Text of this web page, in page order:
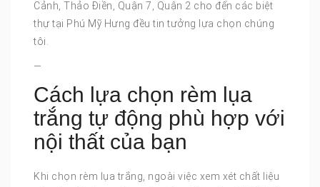
Cảnh, Thảo Điền, Quận 7, Quận 2 cho đến các biệt
thự tại Phú Mỹ Hưng đều tin tưởng lựa chọn chúng
tôi.
—
Cách lựa chọn rèm lụa
trắng tự động phù hợp với
nội thất của bạn
Khi chọn rèm lụa trắng, ngoài việc xem xét chất liệu